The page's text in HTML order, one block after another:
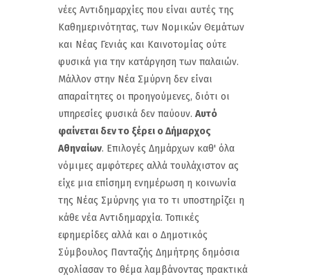
νέες Αντιδημαρχίες που είναι αυτές της
Καθημερινότητας, των Νομικών Θεμάτων
και Νέας Γενιάς και Καινοτομίας ούτε
φυσικά για την κατάργηση των παλαιών.
Μάλλον στην Νέα Σμύρνη δεν είναι
απαραίτητες οι προηγούμενες, διότι οι
υπηρεσίες φυσικά δεν παύουν. Αυτό
φαίνεται δεν το ξέρει ο Δήμαρχος
Αθηναίων. Επιλογές Δημάρχων καθ' όλα
νόμιμες αμφότερες αλλά τουλάχιστον ας
είχε μια επίσημη ενημέρωση η κοινωνία
της Νέας Σμύρνης για το τι υποστηρίζει η
κάθε νέα Αντιδημαρχία. Τοπικές
εφημερίδες αλλά και ο Δημοτικός
Σύμβουλος Πανταζής Δημήτρης δημόσια
σχολίασαν το θέμα λαμβάνοντας πρακτικά